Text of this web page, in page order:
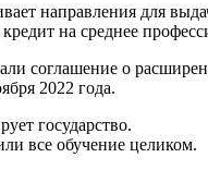
направления для
на среднее
соглашение о
2022 года.
государство.
все обучение целиком.